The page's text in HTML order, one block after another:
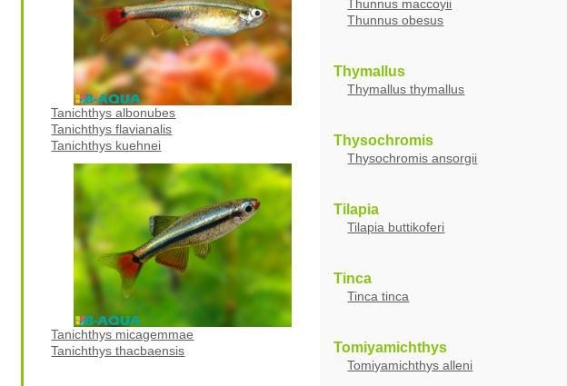
Tanichthys albonubes
Tanichthys flavianalis
Tanichthys kuehnei
Tanichthys micagemmae
Tanichthys thacbaensis
Thunnus maccoyii
Thunnus obesus
Thymallus
Thymallus thymallus
Thysochromis
Thysochromis ansorgii
Tilapia
Tilapia buttikoferi
Tinca
Tinca tinca
Tomiyamichthys
Tomiyamichthys alleni